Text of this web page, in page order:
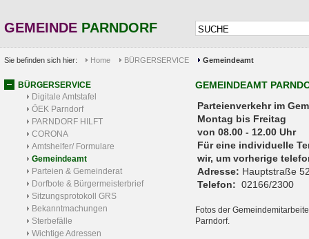
GEMEINDE PARNDORF
Sie befinden sich hier: Home BÜRGERSERVICE Gemeindeamt
BÜRGERSERVICE
Digitale Amtstafel
ÖEK Parndorf
PARNDORF HILFT
CORONA
Amtshelfer/ Formulare
Gemeindeamt
Parteien & Gemeinderat
Dorfbote & Bürgermeisterbrief
Sitzungsprotokoll GRS
Bekanntmachungen
Sterbefälle
Wichtige Adressen
GEMEINDEAMT
Parteienverkehr
Montag bis Freitag
von 08.00 - 12.00 Uhr
Für eine individuelle
wir, um vorherige
Adresse: Hauptstraße
Telefon: 02166/2300
Fotos der
Parndorf.